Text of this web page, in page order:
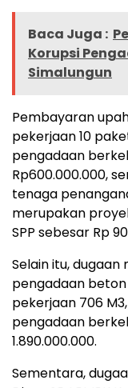
Baca Juga :
Korupsi
Simalungun
Pembayaran
pekerjaan 10
pengadaan
Rp600.000.000,
tenaga
merupakan
SPP sebesar Rp
Selain itu,
pengadaan beton
pekerjaan 706
pengadaan
1.890.000.000.
Sementara,